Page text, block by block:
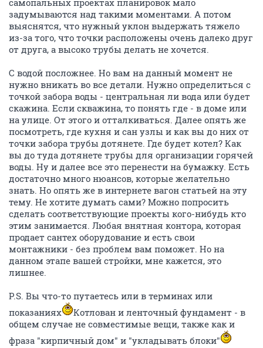
самопальных проектах планировок мало
задумываются над такими моментами. А потом
выяснятся, что нужный уклон выдержать тяжело
из-за того, что точки расположены очень далеко друг
от друга, а высоко трубы делать не хочется.
С водой посложнее. Но вам на данный момент не
нужно вникать во все детали. Нужно определиться с
точкой забора воды - центральная ли вода или будет
скажина. Если скважина, то понять где - в доме или
на улице. От этого и отталкиваться. Далее опять же
посмотреть, где кухня и сан узлы и как вы до них от
точки забора трубы дотянете. Где будет котел? Как
вы до туда дотянете трубы для организации горячей
воды. Ну и далее все это перенести на бумажку. Есть
достаточно много нюансов, которые желательно
знать. Но опять же в интернете вагон статьей на эту
тему. Не хотите думать сами? Можно попросить
сделать соответствующие проекты кого-нибудь кто
этим занимается. Любая внятная контора, которая
продает сантех оборудование и есть свои
монтажники - без проблем вам поможет. Но на
данном этапе вашей стройки, мне кажется, это
лишнее.
P.S. Вы что-то путаетесь или в терминах или
показаниях
Котлован и ленточный фундамент - в
общем случае не совместимые вещи, также как и
фраза "кирпичный дом" и "укладывать блоки"